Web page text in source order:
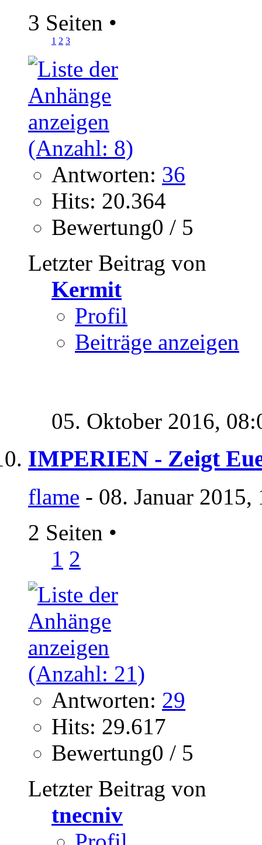
3 Seiten •
1 2 3
Antworten: 36
Hits: 20.364
Bewertung0 / 5
Letzter Beitrag von
Kermit
Profil
Beiträge anzeigen
05. Oktober 2016,
IMPERIEN - Zeigt
flame - 08. Januar
2 Seiten •
1 2
Antworten: 29
Hits: 29.617
Bewertung0 / 5
Letzter Beitrag von
tnecniv